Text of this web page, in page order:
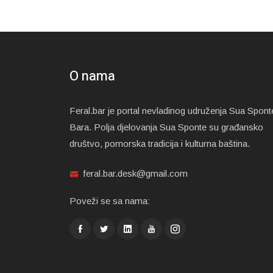
O nama
Feral.bar je portal nevladinog udruženja Sua
Bara. Polja djelovanja Sua Sponte su građansko
društvo, pomorska tradicija i kulturna baština.
feral.bar.desk@gmail.com
Poveži se sa nama: